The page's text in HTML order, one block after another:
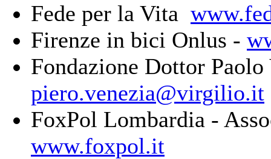
Fede per la Vita
Firenze in bici Onlus -
Fondazione Dottor
piero.venezia@virgilio.it
FoxPol Lombardia -
www.foxpol.it